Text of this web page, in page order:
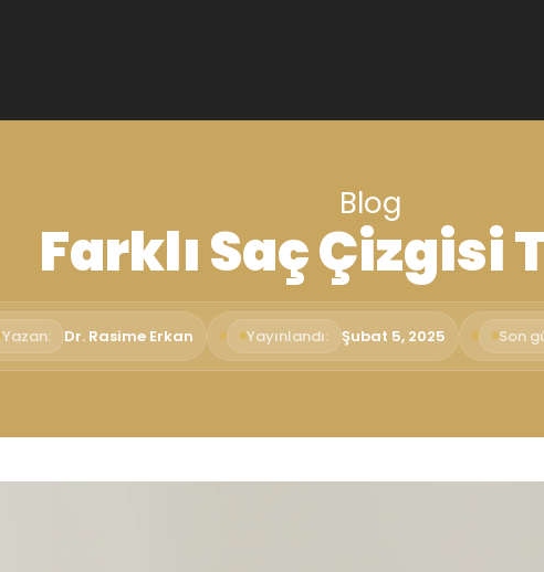
Blog
Farklı Saç Çizgisi
Yazan: Dr. Rasime Erkan Yayınlandı: Şubat 5, 2025 Son